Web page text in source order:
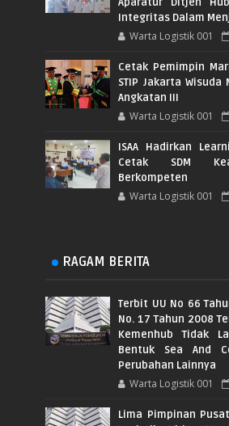
Integritas Dalam
Warta Logistik 001
Cetak Pemimpin
STIP Jakarta Wisuda
Angkatan III
Warta Logistik 001
ISAA Hadirkan
Cetak SDM
Berkompeten
Warta Logistik 001
RAGAM BERITA
Terbit UU No 66
No. 17 Tahun 2008
Kemenhub Tidak
Bentuk Sea And
Perubahan Lainnya
Warta Logistik 001
Lima Pimpinan